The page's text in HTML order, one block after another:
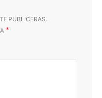
PUBLICERAS.
*